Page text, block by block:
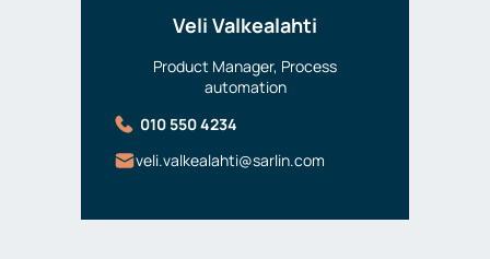
Veli Valkealahti
Product Manager, Process
automation
010 550 4234
veli.valkealahti@sarlin.com